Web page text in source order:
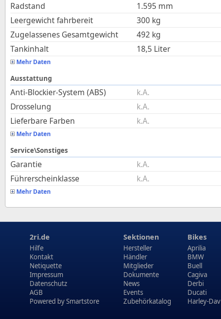
Radstand
1.595 mm
Leergewicht fahrbereit
300 kg
Zugelassenes Gesamtgewicht
492 kg
Tankinhalt
18,5 Liter
Mehr Daten
Ausstattung
Anti-Blockier-System (ABS)
k.A.
Drosselung
k.A.
Lieferbare Farben
k.A.
Mehr Daten
Service\Sonstiges
Garantie
k.A.
Führerscheinklasse
k.A.
Mehr Daten
2ri.de
Hilfe
Kontakt
Netiquette
Impressum
Datenschutz
AGB
Powered bySmartstore
Sektionen
Hersteller
Händler
Mitglieder
Dokumente
News
Events
Zubehörkatalog
Bikes
Aprilia
BMW
Buell
Cagiva
Derbi
Ducati
Harley-